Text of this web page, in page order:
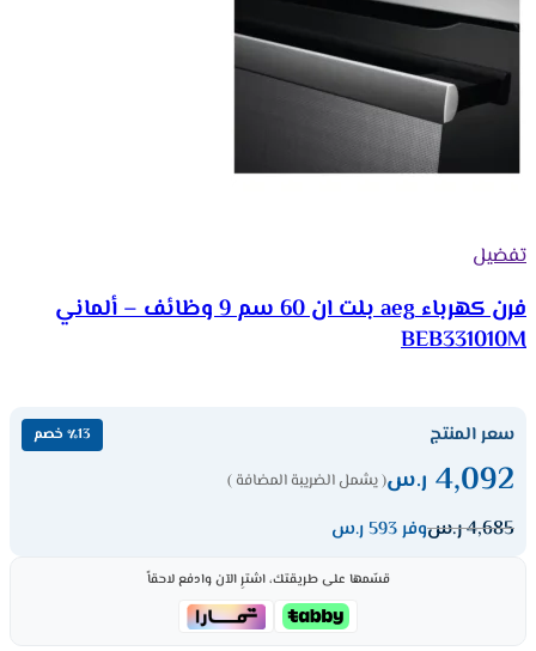
تفضيل
فرن كهرباء aeg بلت ان 60 سم 9 وظائف – ألماني
BEB331010M
سعر المنتج ٪13 خصم
4,092 ر.س( يشمل الضريبة المضافة )
4,685ر.سوفر 593 ر.س
قسّمها على طريقتك، اشترِ الآن وادفع لاحقاً